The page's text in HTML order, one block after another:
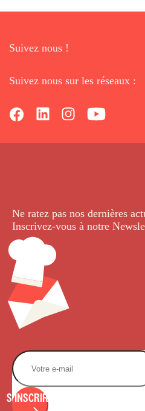
Suivez nous !
Suivez nous sur les réseaux :
Ne ratez pas nos dernières
Inscrivez-vous à notre
S'INSCRIRE